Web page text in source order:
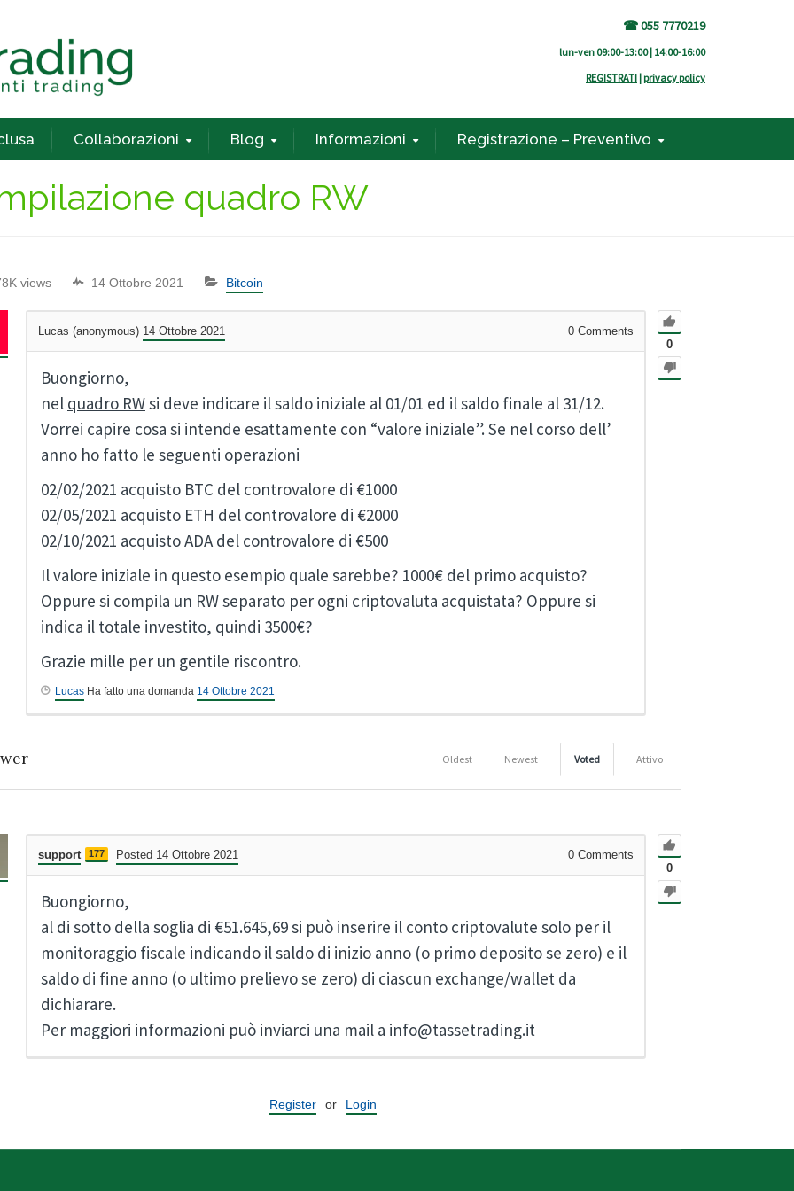
☎ 055 7770219
lun-ven 09:00-13:00 | 14:00-16:00
REGISTRATI | privacy policy
Collaborazioni Blog Informazioni Registrazione – Preventivo
quadro RW
views 14 Ottobre 2021 Bitcoin
0
Lucas (anonymous) 14 Ottobre 2021 0 Comments
Buongiorno,
nel quadro RWsi deve indicare il saldo iniziale al 01/01 ed il saldo finale al 31/12.
Vorrei capire cosa si intende esattamente con “valore iniziale”. Se nel corso dell’
anno ho fatto le seguenti operazioni
02/02/2021 acquisto BTC del controvalore di €1000
02/05/2021 acquisto ETH del controvalore di €2000
02/10/2021 acquisto ADA del controvalore di €500
Il valore iniziale in questo esempio quale sarebbe? 1000€ del primo acquisto?
Oppure si compila un RW separato per ogni criptovaluta acquistata? Oppure si
indica il totale investito, quindi 3500€?
Grazie mille per un gentile riscontro.
Lucas Ha fatto una domanda 14 Ottobre 2021
Attivo
Voted
Newest
Oldest
0
support 177 Posted 14 Ottobre 2021 0 Comments
Buongiorno,
al di sotto della soglia di €51.645,69 si può inserire il conto criptovalute solo per il
monitoraggio fiscale indicando il saldo di inizio anno (o primo deposito se zero) e il
saldo di fine anno (o ultimo prelievo se zero) di ciascun exchange/wallet da
dichiarare.
Per maggiori informazioni può inviarci una mail a info@tassetrading.it
Register or Login